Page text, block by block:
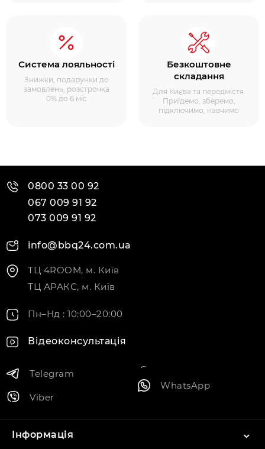
Система лояльності
Знижки, подарунки до
замовлень, розстрочка
0% до 6 міс
Безкоштовне
складання
Для Києва та передмістя.
Приїдемо, зберемо,
підключимо, навчимо
0800 33 00 92
067 009 91 92
073 009 91 92
info@bbq24.com.ua
ТЦ 4ROOM, м. Київ
ТЦ АРАКС, м. Київ
Пн–Нд : 10:00–20:00
Відеоконсультація
Telegram
Viber
WhatsApp
Інформація